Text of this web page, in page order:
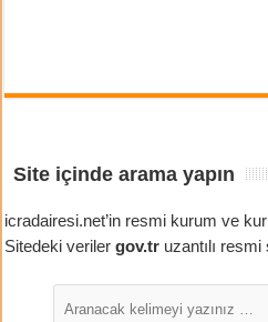
Site içinde arama yapın
icradairesi.net’in resmi kurum ve
Sitedeki verilergov.tr uzantılı resmi